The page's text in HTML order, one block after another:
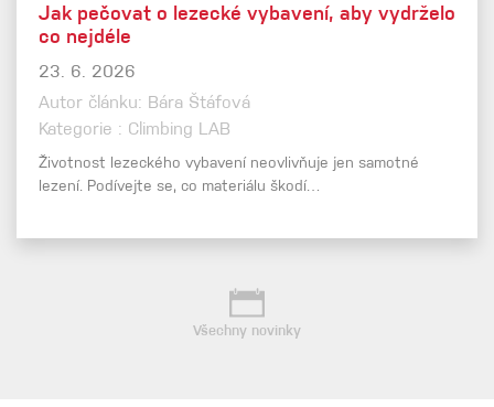
Jak pečovat o lezecké vybavení, aby vydrželo
co nejdéle
23. 6. 2026
Autor článku: Bára Štáfová
Kategorie : Climbing LAB
Životnost lezeckého vybavení neovlivňuje jen samotné
lezení. Podívejte se, co materiálu škodí…
Všechny novinky